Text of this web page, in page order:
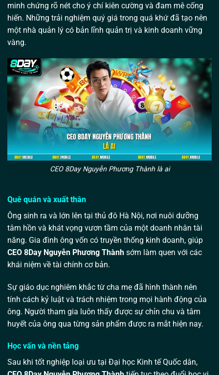
minh chứng rõ nét cho ý chí kiên cường và đam mê cống
hiến. Những trải nghiệm quý giá trong quá khứ đã tạo nên
một nhà quản lý có bản lĩnh quản trị và kinh doanh vững
vàng.
CEO 8Day Nguyễn Phương Thành là ai
Quê quán và xuất thân
Ông sinh ra và lớn lên tại thủ đô Hà Nội, nơi nuôi dưỡng
tâm hồn và khát vọng vươn tầm của một doanh nhân tài
năng. Gia đình ông vốn có truyền thống kinh doanh, giúp
CEO 8Day Nguyễn Phương Thành sớm làm quen với các
khái niệm về tài chính cơ bản.
Sự giáo dục nghiêm khắc từ cha mẹ đã hình thành nên
tính cách kỷ luật và trách nhiệm trong mọi hành động của
ông. Người tham gia luôn thấy được sự chỉn chu và tâm
huyết của ông qua từng sản phẩm được ra mắt hiện nay.
Học vấn và nền tảng
Sau khi tốt nghiệp loại ưu tại Đại học Kinh tế Quốc dân,